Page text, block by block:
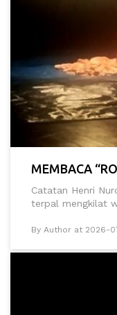
MEMBACA
Catatan Henri
terpal mengkilat
By Author at 2026-